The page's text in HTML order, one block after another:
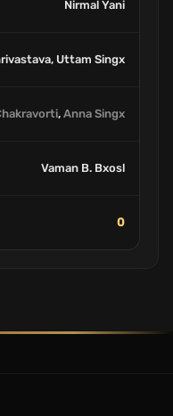
Nirmal Yani
Uttam Singx
, Anna Singx
Vaman B. Bxosl
0